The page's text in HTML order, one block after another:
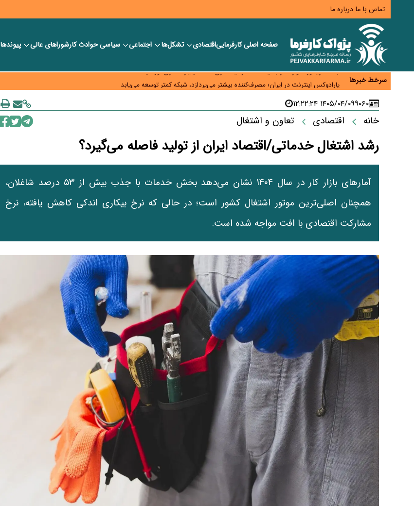
تماس با ما درباره ما
صفحه اصلیکارفرماییاقتصادی تشکل‌ها اجتماعی سیاسیحوادث کارشورا‎های عالی پیوندها
سرخط خبرها
زائران اربعین نگران ارز باقی‌مانده نباشند؛ خرید دینار در بانک‌ها و صرافی‌ها
پارادوکس اینترنت در ایران؛ مصرف‌کننده بیشتر می‌پردازد، شبکه کمتر توسعه می‌یابد
معمای تأمین ۸۰ همت معوقات بازنشستگان؛ بانک رفاه وارد میدان شد
۹۰۶۰۱۴۰۵/۰۴/۰۹ ۱۲:۲۲:۲۴
خانه اقتصادی تعاون و اشتغال
رشد اشتغال خدماتی/اقتصاد ایران از تولید فاصله می‌گیرد؟
آمارهای بازار کار در سال ۱۴۰۴ نشان می‌دهد بخش خدمات با جذب بیش از ۵۳ درصد شاغلان،
همچنان اصلی‌ترین موتور اشتغال کشور است؛ در حالی که نرخ بیکاری اندکی کاهش یافته، نرخ
مشارکت اقتصادی با افت مواجه شده است.